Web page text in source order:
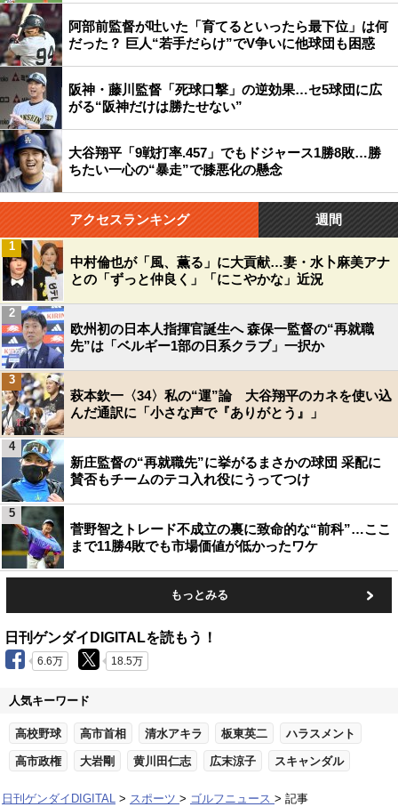
阿部前監督が吐いた「育てるといったら最下位」は何
だった？ 巨人“若手だらけ”でV争いに他球団も困惑
阪神・藤川監督「死球口撃」の逆効果…セ5球団に広
がる“阪神だけは勝たせない”
大谷翔平「9戦打率.457」でもドジャース1勝8敗…勝
ちたい一心の“暴走”で膝悪化の懸念
アクセスランキング 週間
中村倫也が「風、薫る」に大貢献…妻・水卜麻美アナ
との「ずっと仲良く」「にこやかな」近況
1
欧州初の日本人指揮官誕生へ 森保一監督の“再就職
先”は「ベルギー1部の日系クラブ」一択か
2
萩本欽一〈34〉私の“運”論 大谷翔平のカネを使い込
んだ通訳に「小さな声で『ありがとう』」
3
新庄監督の“再就職先”に挙がるまさかの球団 采配に
賛否もチームのテコ入れ役にうってつけ
4
菅野智之トレード不成立の裏に致命的な“前科”…ここ
まで11勝4敗でも市場価値が低かったワケ
5
もっとみる
日刊ゲンダイDIGITALを読もう！
6.6万 18.5万
人気キーワード
高校野球 高市首相 清水アキラ 板東英二 ハラスメント
高市政権 大岩剛 黄川田仁志 広末涼子 スキャンダル
日刊ゲンダイDIGITAL スポーツ ゴルフニュース 記事